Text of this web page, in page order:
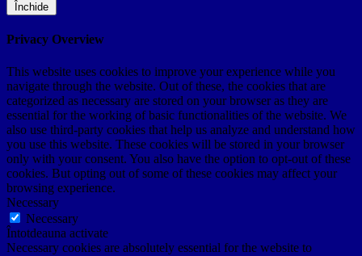
Închide
Privacy Overview
This website uses cookies to improve your experience while you
navigate through the website. Out of these, the cookies that are
categorized as necessary are stored on your browser as they are
essential for the working of basic functionalities of the website. We
also use third-party cookies that help us analyze and understand how
you use this website. These cookies will be stored in your browser
only with your consent. You also have the option to opt-out of these
cookies. But opting out of some of these cookies may affect your
browsing experience.
Necessary
Necessary
Întotdeauna activate
Necessary cookies are absolutely essential for the website to